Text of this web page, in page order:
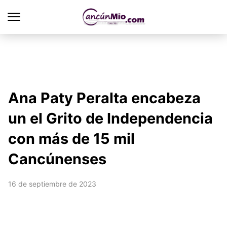
Ana Paty Peralta encabeza
un el Grito de Independencia
con más de 15 mil
Cancúnenses
16 de septiembre de 2023